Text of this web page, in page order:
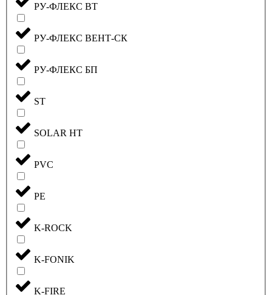
РУ-ФЛЕКС ВТ
РУ-ФЛЕКС ВЕНТ-СК
РУ-ФЛЕКС БП
ST
SOLAR HT
PVC
PE
K-ROCK
K-FONIK
K-FIRE